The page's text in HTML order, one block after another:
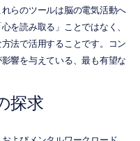
らのツールは脳の電気活動へ
を読み取る」ことではなく、
法で活用することです。コン
響を与えている、最も有望な
探求